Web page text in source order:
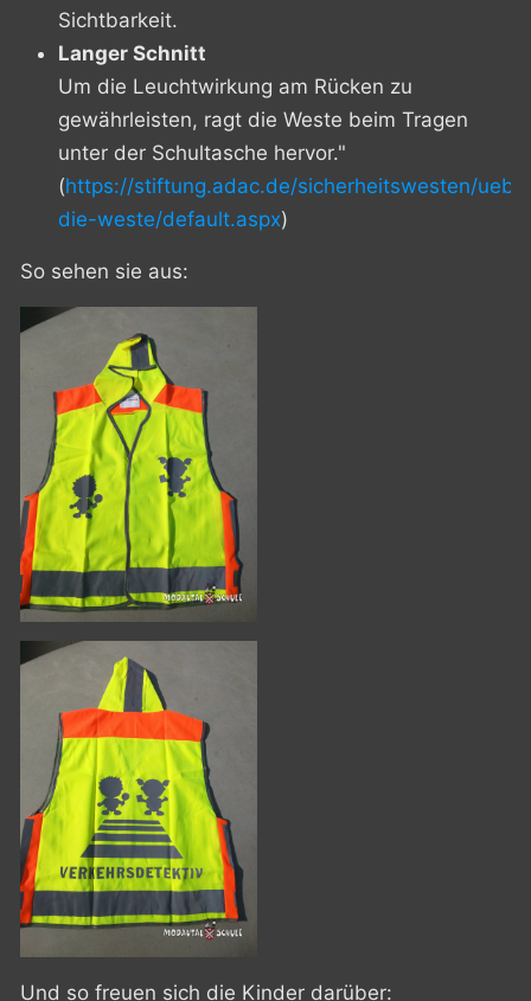
Sichtbarkeit.
Langer Schnitt
Um die Leuchtwirkung am Rücken zu
gewährleisten, ragt die Weste beim Tragen
unter der Schultasche hervor."
(https://stiftung.adac.de/sicherheitswesten/
die-weste/default.aspx)
So sehen sie aus:
Und so freuen sich die Kinder darüber: